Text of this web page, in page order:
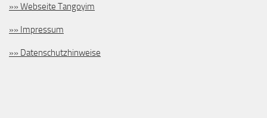
»» Webseite Tangoyim
»» Impressum
»» Datenschutzhinweise